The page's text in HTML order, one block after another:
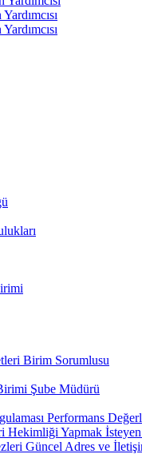
Birim Sorumlusu
Şube Müdürü
Performans
Hekimliği Yapmak
Güncel Adres ve